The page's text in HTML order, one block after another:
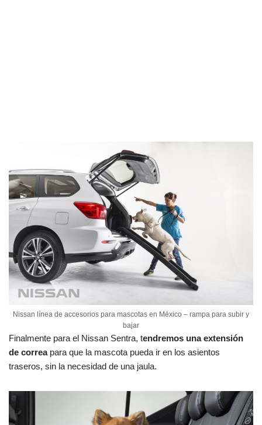
Nissan línea de accesorios para mascotas en México – rampa para subir y
bajar
Finalmente para el Nissan Sentra, tendremos una extensión
de correapara que la mascota pueda ir en los asientos
traseros, sin la necesidad de una jaula.